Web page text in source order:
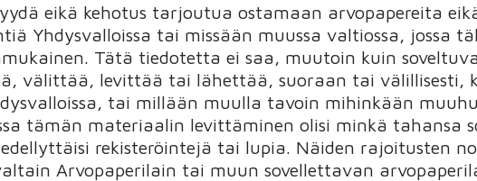
eikä kehotus tarjoutua ostamaan arvopapereita
Yhdysvalloissa tai missään muussa valtiossa, jossa
Tätä tiedotetta ei saa, muutoin kuin
välittää, levittää tai lähettää, suoraan tai välillisesti,
tai millään muulla tavoin mihinkään
tämän materiaalin levittäminen olisi minkä tahansa
rekisteröintejä tai lupia. Näiden rajoitusten
Arvopaperilain tai muun sovellettavan